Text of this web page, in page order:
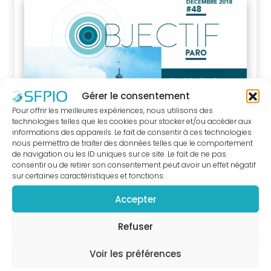
Gérer le consentement
Pour offrir les meilleures expériences, nous utilisons des
technologies telles que les cookies pour stocker et/ou accéder aux
informations des appareils. Le fait de consentir à ces technologies
nous permettra de traiter des données telles que le comportement
de navigation ou les ID uniques sur ce site. Le fait de ne pas
consentir ou de retirer son consentement peut avoir un effet négatif
sur certaines caractéristiques et fonctions.
Accepter
Refuser
Voir les préférences
praticiens
Nouvelle
Classification
des
Maladies
Parodontales
Fiches
infos
patients
« J’ai